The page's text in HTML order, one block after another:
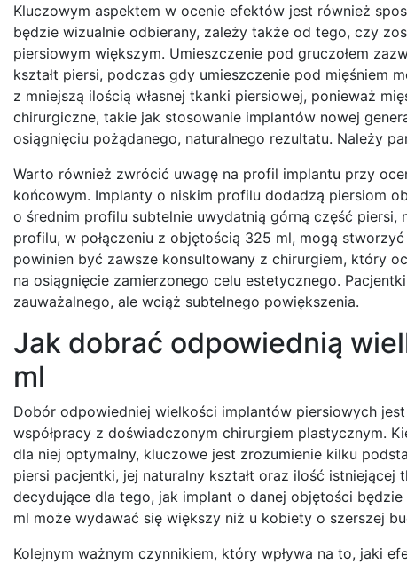
Kluczowym aspektem w ocenie efektów jest również
będzie wizualnie odbierany, zależy także od tego, czy
piersiowym większym. Umieszczenie pod gruczołem
kształt piersi, podczas gdy umieszczenie pod mięśniem
z mniejszą ilością własnej tkanki piersiowej, ponieważ
chirurgiczne, takie jak stosowanie implantów nowej
osiągnięciu pożądanego, naturalnego rezultatu. Należy
Warto również zwrócić uwagę na profil implantu przy
końcowym. Implanty o niskim profilu dodadzą piersiom
o średnim profilu subtelnie uwydatnią górną część
profilu, w połączeniu z objętością 325 ml, mogą
powinien być zawsze konsultowany z chirurgiem, który
na osiągnięcie zamierzonego celu estetycznego.
zauważalnego, ale wciąż subtelnego powiększenia.
Jak dobrać odpowiednią
ml
Dobór odpowiedniej wielkości implantów piersiowych
współpracy z doświadczonym chirurgiem plastycznym.
dla niej optymalny, kluczowe jest zrozumienie kilku
piersi pacjentki, jej naturalny kształt oraz ilość istniejącej
decydujące dla tego, jak implant o danej objętości
ml może wydawać się większy niż u kobiety o szerszej
Kolejnym ważnym czynnikiem, który wpływa na to, jaki